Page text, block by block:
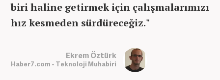
biri haline getirmek için çalışmalarımızı
hız kesmeden sürdüreceğiz."
Ekrem Öztürk
Haber7.com - Teknoloji Muhabiri